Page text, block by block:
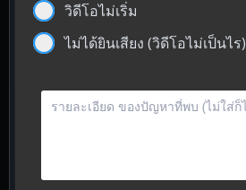
วิดีโอไม่เริ่ม
ไม่ได้ยินเสียง (วิดีโอไม่เป็นไร)